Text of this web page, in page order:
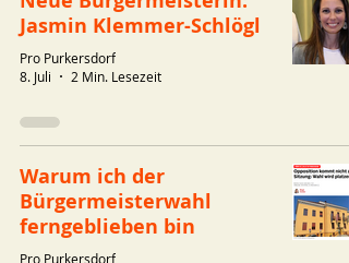
Jasmin Klemmer-Schlögl
Pro Purkersdorf
8. Juli
2 Min. Lesezeit
Warum ich der
Bürgermeisterwahl
ferngeblieben bin
Pro Purkersdorf